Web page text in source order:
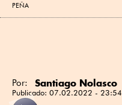
PEÑA
Por: Santiago Nolasco
Publicado: 07.02.2022 - 23:54